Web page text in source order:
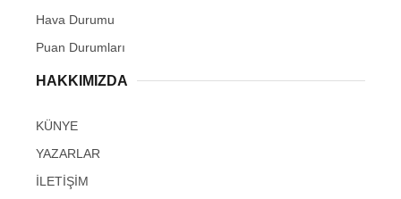
Hava Durumu
Puan Durumları
HAKKIMIZDA
KÜNYE
YAZARLAR
İLETİŞİM